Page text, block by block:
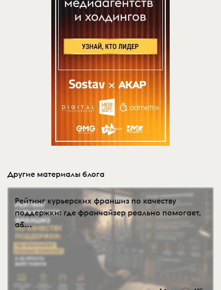
Другие материалы блога
Рейтинг курьерских франшиз по качеству
поддержки: где франчайзер реально помогает,
а&...